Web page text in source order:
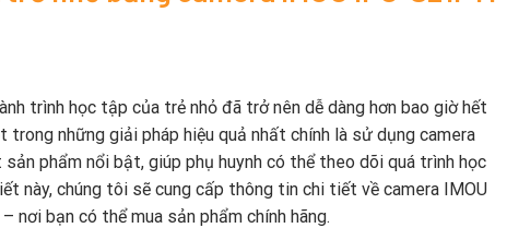
trình học tập của trẻ nhỏ đã trở nên dễ dàng hơn bao giờ hết
những giải pháp hiệu quả nhất chính là sử dụng camera
phẩm nổi bật, giúp phụ huynh có thể theo dõi quá trình học
này, chúng tôi sẽ cung cấp thông tin chi tiết về camera IMOU
– nơi bạn có thể mua sản phẩm chính hãng.